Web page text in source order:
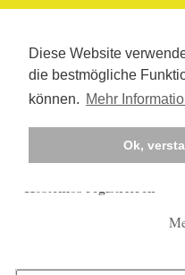
Diese Website
die bestmögliche
können. Mehr
Ok,
Kostenlos registrieren